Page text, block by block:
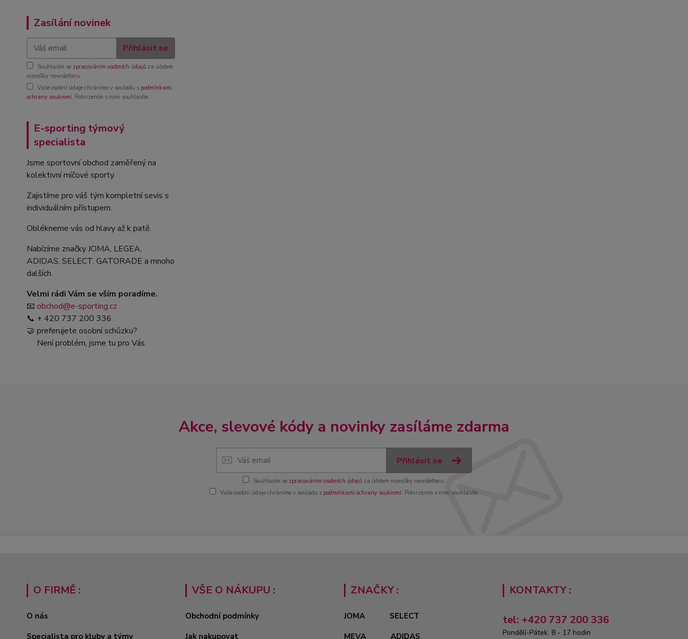
Zasílání novinek
Přihlásit se
Souhlasím se zpracováním osobních údajů za účelem
rozesílky newsletteru.
Vaše osobní údaje chráníme v souladu s podmínkami
ochrany soukromí. Potvrzením s nimi souhlasíte.
E-sporting týmový
specialista
Jsme sportovní obchod zaměřený na
kolektivní míčové sporty.
Zajistíme pro váš tým kompletní sevis s
individuálním přístupem.
Oblékneme vás od hlavy až k patě.
Nabízíme značky JOMA, LEGEA,
ADIDAS, SELECT, GATORADE a mnoho
dalších.
Velmi rádi Vám se vším poradíme.
📧 obchod@e-sporting.cz
📞 + 420 737 200 336
🤝 preferujete osobní schůzku?
Není problém, jsme tu pro Vás
Akce, slevové kódy a novinky zasíláme zdarma
Přihlásit se
Souhlasím se zpracováním osobních údajů za účelem rozesílky newsletteru.
Vaše osobní údaje chráníme v souladu s podmínkami ochrany soukromí. Potvrzením s nimi souhlasíte.
O FIRMĚ :
O nás
Specialista pro kluby a týmy
VŠE O NÁKUPU :
Obchodní podmínky
Jak nakupovat
ZNAČKY :
JOMA
SELECT
MEVA
ADIDAS
KONTAKTY :
tel: +420 737 200 336
Pondělí-Pátek: 8 - 17 hodin